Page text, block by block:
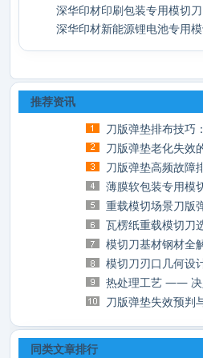
推荐资讯
同类文章排行